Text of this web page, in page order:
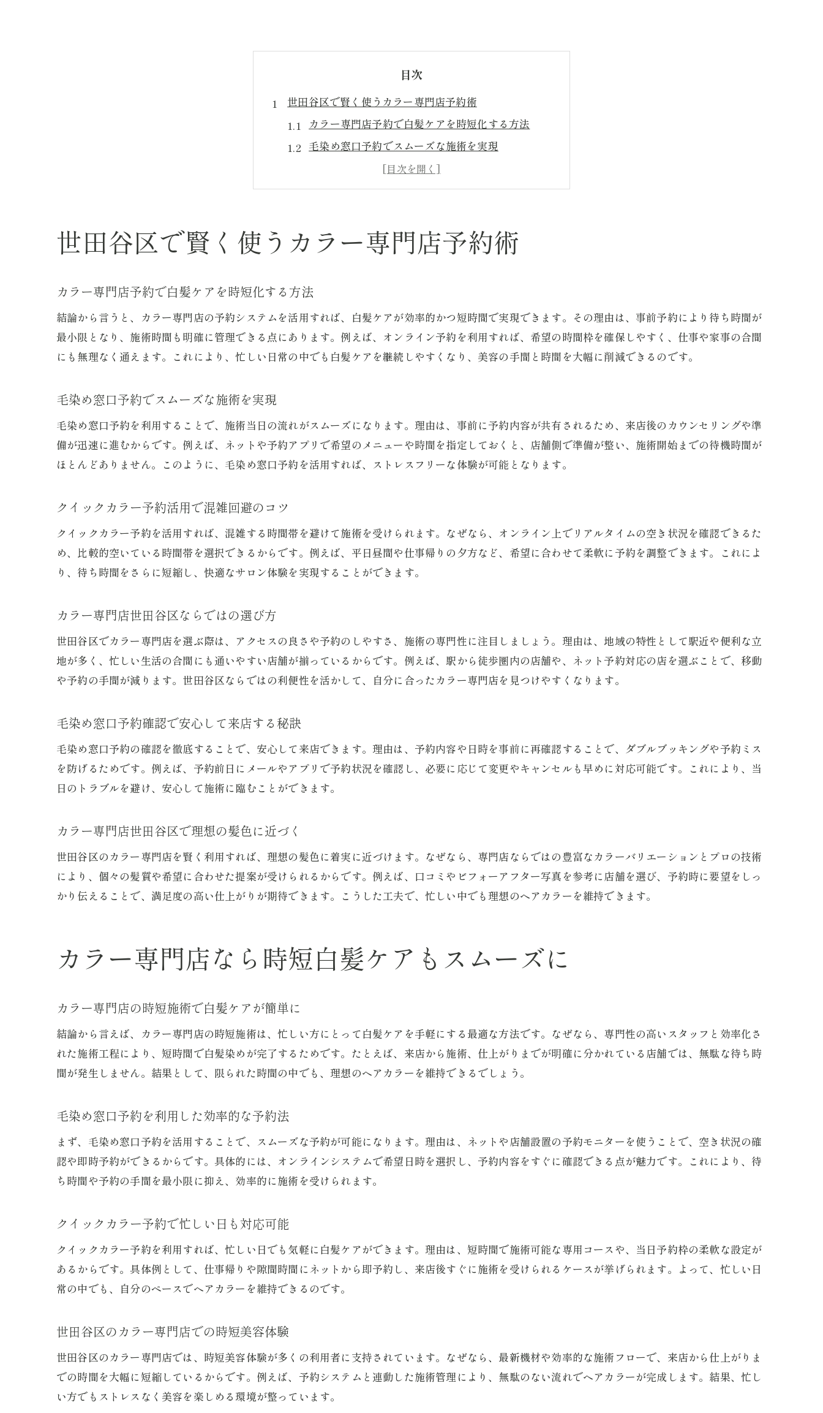
目次
世田谷区で賢く使うカラー専門店予約術
カラー専門店予約で白髪ケアを時短化する方法
毛染め窓口予約でスムーズな施術を実現
クイックカラー予約活用で混雑回避のコツ
カラー専門店世田谷区ならではの選び方
カラー専門店世田谷区で理想の髪色に近づく
カラー専門店なら時短白髪ケアもスムーズに
毛染め窓口予約を利用した効率的な予約法
クイックカラー予約で忙しい日も対応可能
世田谷区のカラー専門店での時短美容体験
カラー専門店世田谷区活用で白髪染めも手軽
毛染め窓口予約確認で当日の予定が安心
クイックカラー予約確認がスマホ操作で完了
カラー専門店予約でストレスフリーな美容時間
毛染め窓口予約を活用した効率的な染髪法
カラー専門店世田谷区での予約活用の実際
毛染め窓口予約確認で予定変更も柔軟対応
クイックカラー予約で手軽に美髪を実現
クイックカラー予約活用でサロン通いが快適に
カラー専門店なら時短で理想の髪色が叶う
クイックカラー予約確認で急な変更も安心
カラー専門店予約で忙しい毎日をサポート
世田谷区で叶える白髪染め時短テクニック
カラー専門店予約で白髪染めを効率化する方法
カラー専門店世田谷区での時短美容術紹介
予約システムが変えるカラー専門店の選び方
カラー専門店予約システム活用のポイント
毛染め窓口予約確認で店舗比較が簡単に
毛染めの窓口店舗一覧から選ぶコツ
カラー専門店予約で自分に合う店舗を発見
忙しい女性におすすめのカラー専門店活用術
クイックカラー予約なら予定変更も柔軟対応
カラー専門店世田谷区でコスパも両立させる方法
毛染めの窓口店舗で安心の施術を体験
世田谷区で賢く使うカラー専門店予約術
カラー専門店予約で白髪ケアを時短化する方法
結論から言うと、カラー専門店の予約システムを活用すれば、白髪ケアが効率的かつ短時間で実現できます。その理由は、事前予約により待ち時間が
最小限となり、施術時間も明確に管理できる点にあります。例えば、オンライン予約を利用すれば、希望の時間枠を確保しやすく、仕事や家事の合間
にも無理なく通えます。これにより、忙しい日常の中でも白髪ケアを継続しやすくなり、美容の手間と時間を大幅に削減できるのです。
毛染め窓口予約でスムーズな施術を実現
毛染め窓口予約を利用することで、施術当日の流れがスムーズになります。理由は、事前に予約内容が共有されるため、来店後のカウンセリングや準
備が迅速に進むからです。例えば、ネットや予約アプリで希望のメニューや時間を指定しておくと、店舗側で準備が整い、施術開始までの待機時間が
ほとんどありません。このように、毛染め窓口予約を活用すれば、ストレスフリーな体験が可能となります。
クイックカラー予約活用で混雑回避のコツ
クイックカラー予約を活用すれば、混雑する時間帯を避けて施術を受けられます。なぜなら、オンライン上でリアルタイムの空き状況を確認できるた
め、比較的空いている時間帯を選択できるからです。例えば、平日昼間や仕事帰りの夕方など、希望に合わせて柔軟に予約を調整できます。これによ
り、待ち時間をさらに短縮し、快適なサロン体験を実現することができます。
カラー専門店世田谷区ならではの選び方
世田谷区でカラー専門店を選ぶ際は、アクセスの良さや予約のしやすさ、施術の専門性に注目しましょう。理由は、地域の特性として駅近や便利な立
地が多く、忙しい生活の合間にも通いやすい店舗が揃っているからです。例えば、駅から徒歩圏内の店舗や、ネット予約対応の店を選ぶことで、移動
や予約の手間が減ります。世田谷区ならではの利便性を活かして、自分に合ったカラー専門店を見つけやすくなります。
毛染め窓口予約確認で安心して来店する秘訣
毛染め窓口予約の確認を徹底することで、安心して来店できます。理由は、予約内容や日時を事前に再確認することで、ダブルブッキングや予約ミス
を防げるためです。例えば、予約前日にメールやアプリで予約状況を確認し、必要に応じて変更やキャンセルも早めに対応可能です。これにより、当
日のトラブルを避け、安心して施術に臨むことができます。
カラー専門店世田谷区で理想の髪色に近づく
世田谷区のカラー専門店を賢く利用すれば、理想の髪色に着実に近づけます。なぜなら、専門店ならではの豊富なカラーバリエーションとプロの技術
により、個々の髪質や希望に合わせた提案が受けられるからです。例えば、口コミやビフォーアフター写真を参考に店舗を選び、予約時に要望をしっ
かり伝えることで、満足度の高い仕上がりが期待できます。こうした工夫で、忙しい中でも理想のヘアカラーを維持できます。
カラー専門店なら時短白髪ケアもスムーズに
カラー専門店の時短施術で白髪ケアが簡単に
結論から言えば、カラー専門店の時短施術は、忙しい方にとって白髪ケアを手軽にする最適な方法です。なぜなら、専門性の高いスタッフと効率化さ
れた施術工程により、短時間で白髪染めが完了するためです。たとえば、来店から施術、仕上がりまでが明確に分かれている店舗では、無駄な待ち時
間が発生しません。結果として、限られた時間の中でも、理想のヘアカラーを維持できるでしょう。
毛染め窓口予約を利用した効率的な予約法
まず、毛染め窓口予約を活用することで、スムーズな予約が可能になります。理由は、ネットや店舗設置の予約モニターを使うことで、空き状況の確
認や即時予約ができるからです。具体的には、オンラインシステムで希望日時を選択し、予約内容をすぐに確認できる点が魅力です。これにより、待
ち時間や予約の手間を最小限に抑え、効率的に施術を受けられます。
クイックカラー予約で忙しい日も対応可能
クイックカラー予約を利用すれば、忙しい日でも気軽に白髪ケアができます。理由は、短時間で施術可能な専用コースや、当日予約枠の柔軟な設定が
あるからです。具体例として、仕事帰りや隙間時間にネットから即予約し、来店後すぐに施術を受けられるケースが挙げられます。よって、忙しい日
常の中でも、自分のペースでヘアカラーを維持できるのです。
世田谷区のカラー専門店での時短美容体験
世田谷区のカラー専門店では、時短美容体験が多くの利用者に支持されています。なぜなら、最新機材や効率的な施術フローで、来店から仕上がりま
での時間を大幅に短縮しているからです。例えば、予約システムと連動した施術管理により、無駄のない流れでヘアカラーが完成します。結果、忙し
い方でもストレスなく美容を楽しめる環境が整っています。
ご予約はこちら
ご予約はこちら